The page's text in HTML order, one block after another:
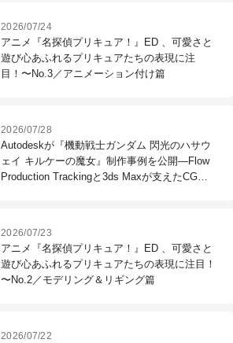
2026/07/24
アニメ『名探偵プリキュア！』ED 、可愛さと
遊び心あふれるプリキュアたちの表現に注
目！〜No.3／アニメーション付け篇
2026/07/28
Autodeskが『機動戦士ガンダム 閃光のハサウ
ェイ キルケーの魔女』制作事例を公開―Flow
Production Trackingと3ds Maxが支えたCG制
2026/07/23
アニメ『名探偵プリキュア！』ED 、可愛さと
遊び心あふれるプリキュアたちの表現に注目！
〜No.2／モデリング＆リギング篇
2026/07/22